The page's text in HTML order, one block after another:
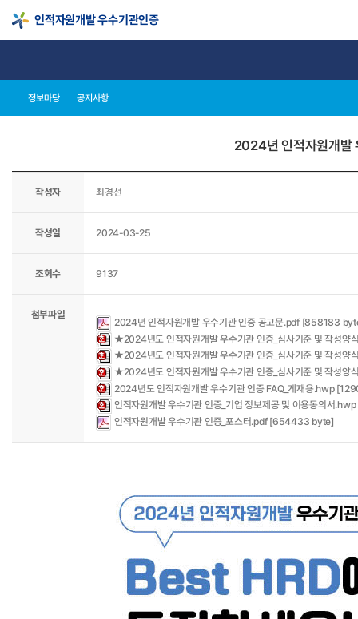
인적자원개발 우수기관인증
정보마당 공지사항
2024년 인적자원개발
작성자 최경선
작성일 2024-03-25
조회수 9137
첨부파일
2024년 인적자원개발 우수기관 인증 공고문.pdf [858183
★2024년도 인적자원개발 우수기관 인증_심사기준 및 작성
★2024년도 인적자원개발 우수기관 인증_심사기준 및 작성
★2024년도 인적자원개발 우수기관 인증_심사기준 및 작성
2024년도 인적자원개발 우수기관 인증 FAQ_게재용.hwp
인적자원개발 우수기관 인증_기업 정보제공 및 이용동의서
인적자원개발 우수기관 인증_포스터.pdf [654433 byte]